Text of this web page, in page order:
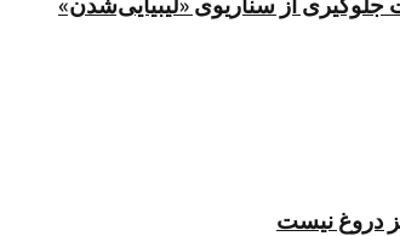
دروغ نیست